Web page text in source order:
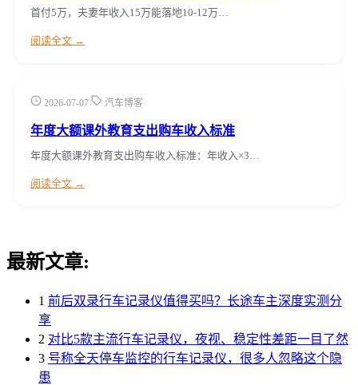
首付5万，夫妻年收入15万能落地10-12万…
阅读全文 →
2026-07-07 汽车博客
年度大额课外教育支出购车收入标准
年度大额课外教育支出购车收入标准：年收入×3…
阅读全文 →
最新文章:
1 前后双录行车记录仪值得买吗？长途车主深度实测分
享
2 对比5款主流行车记录仪，夜视、稳定性差距一目了然
3 号称全天停车监控的行车记录仪，很多人忽略这个隐
患